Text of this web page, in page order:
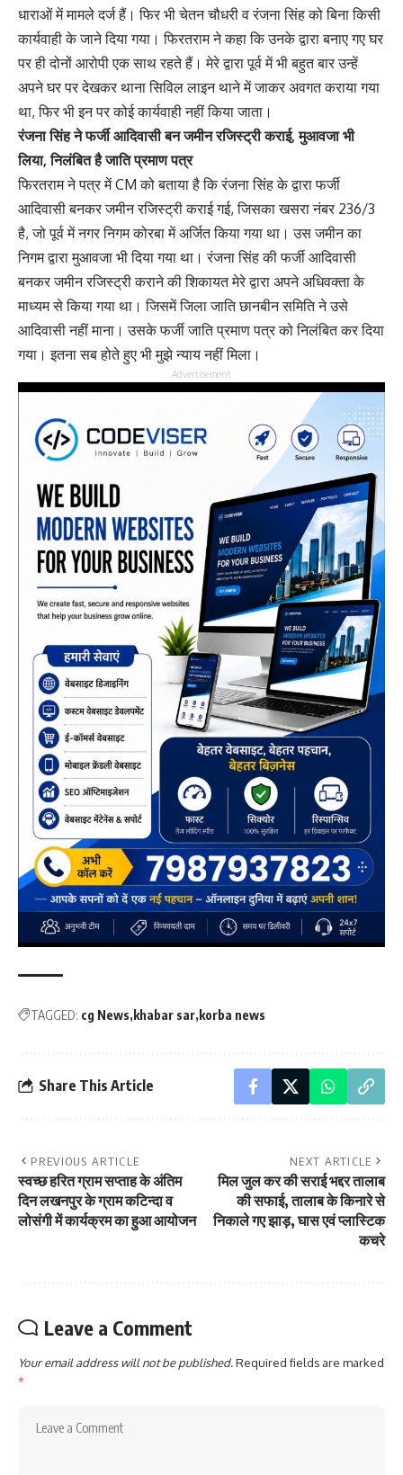
धाराओं में मामले दर्ज हैं। फिर भी चेतन चौधरी व रंजना सिंह को बिना किसी
कार्यवाही के जाने दिया गया। फिरतराम ने कहा कि उनके द्वारा बनाए गए घर
पर ही दोनों आरोपी एक साथ रहते हैं। मेरे द्वारा पूर्व में भी बहुत बार उन्हें
अपने घर पर देखकर थाना सिविल लाइन थाने में जाकर अवगत कराया गया
था, फिर भी इन पर कोई कार्यवाही नहीं किया जाता।
रंजना सिंह ने फर्जी आदिवासी बन जमीन रजिस्ट्री कराई, मुआवजा भी
लिया, निलंबित है जाति प्रमाण पत्र
फिरतराम ने पत्र में CM को बताया है कि रंजना सिंह के द्वारा फर्जी
आदिवासी बनकर जमीन रजिस्ट्री कराई गई, जिसका खसरा नंबर 236/3
है, जो पूर्व में नगर निगम कोरबा में अर्जित किया गया था। उस जमीन का
निगम द्वारा मुआवजा भी दिया गया था। रंजना सिंह की फर्जी आदिवासी
बनकर जमीन रजिस्ट्री कराने की शिकायत मेरे द्वारा अपने अधिवक्ता के
माध्यम से किया गया था। जिसमें जिला जाति छानबीन समिति ने उसे
आदिवासी नहीं माना। उसके फर्जी जाति प्रमाण पत्र को निलंबित कर दिया
गया। इतना सब होते हुए भी मुझे न्याय नहीं मिला।
Advertisement
TAGGED: cg News khabar sar korba news
Share This Article
PREVIOUS ARTICLE
स्वच्छ हरित ग्राम सप्ताह के अंतिम
दिन लखनपुर के ग्राम कटिन्दा व
लोसंगी में कार्यक्रम का हुआ आयोजन
NEXT ARTICLE
मिल जुल कर की सराई भद्दर तालाब
की सफाई, तालाब के किनारे से
निकाले गए झाड़, घास एवं प्लास्टिक
कचरे
Leave a Comment
Your email address will not be published.Required fields are marked
*